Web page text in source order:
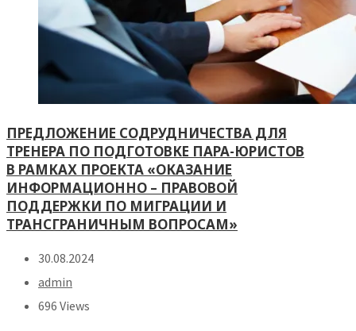
ПРЕДЛОЖЕНИЕ СОДРУДНИЧЕСТВА ДЛЯ
ТРЕНЕРА ПО ПОДГОТОВКЕ ПАРА-ЮРИСТОВ
В РАМКАХ ПРОЕКТА «ОКАЗАНИЕ
ИНФОРМАЦИОННО – ПРАВОВОЙ
ПОДДЕРЖКИ ПО МИГРАЦИИ И
ТРАНСГРАНИЧНЫМ ВОПРОСАМ»
30.08.2024
admin
696 Views